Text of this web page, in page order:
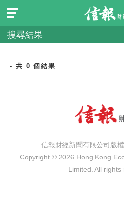
搜尋結果
- 共 0 個結果
信報財經新聞有限公司版
Copyright © 2026 Hong Kong
Limited. All rights